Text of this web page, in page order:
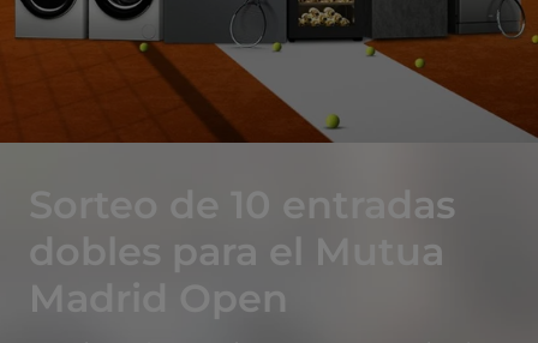
Sorteo de 10 entradas
dobles para el Mutua
Madrid Open